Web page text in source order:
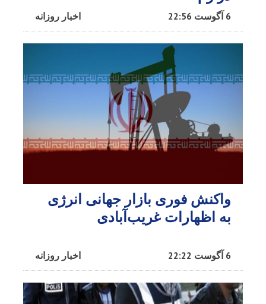
اخبار روزانه 6 آگوست 22:56
واکنش فوری بازار جهانی انرژی
به اظهارات غریب‌آبادی
اخبار روزانه 6 آگوست 22:22